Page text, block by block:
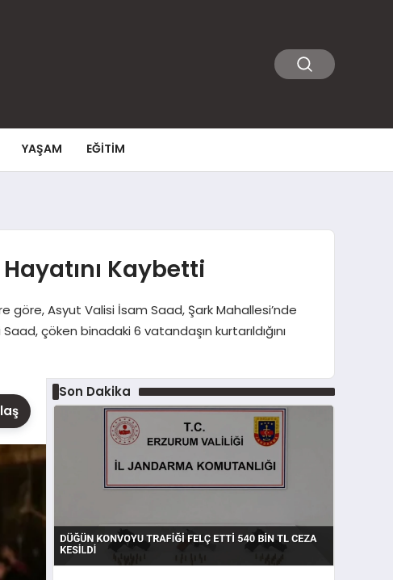
YAŞAM EĞITIM
Kaybetti
göre, Asyut Valisi İsam Saad, Şark Mahallesi’nde
Saad, çöken binadaki 6 vatandaşın kurtarıldığını
Son Dakika